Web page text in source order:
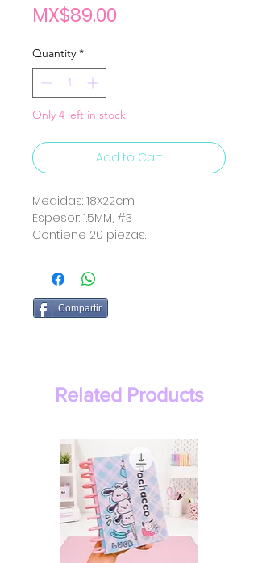
MX$89.00
Quantity *
Only 4 left in stock
Add to Cart
Medidas: 18X22cm
Espesor: 1.5MM, #3
Contiene 20 piezas.
Compartir
Related Products